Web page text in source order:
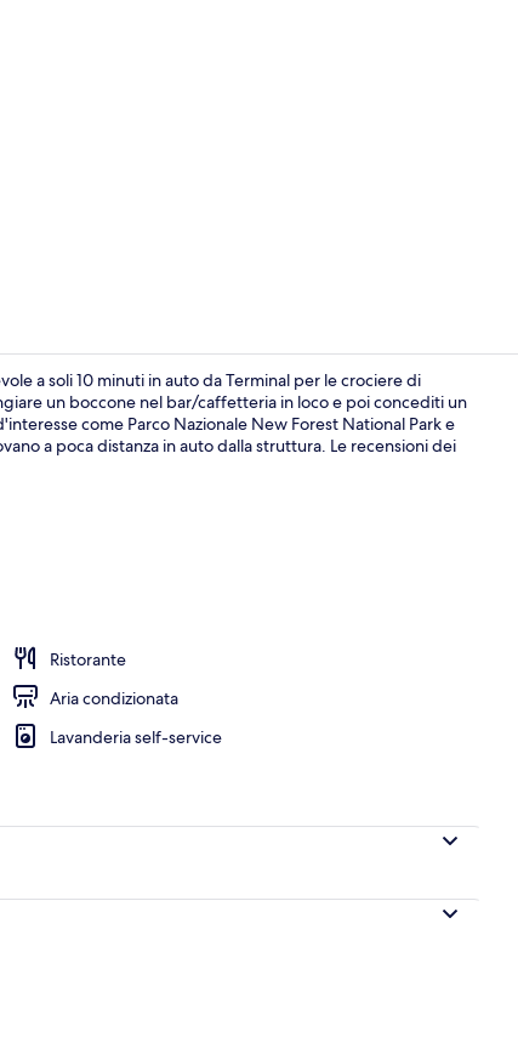
Bar (in loco)
a soli 10 minuti in auto da Terminal per le crociere di
un boccone nel bar/caffetteria in loco e poi concediti un
come Parco Nazionale New Forest National Park e
a poca distanza in auto dalla struttura. Le recensioni dei
Ristorante
Aria condizionata
Lavanderia self-service